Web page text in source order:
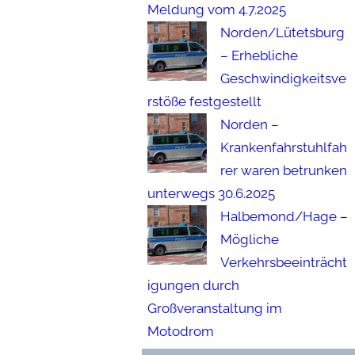
Meldung vom 4.7.2025
Norden/Lütetsburg
– Erhebliche
Geschwindigkeitsve
rstöße festgestellt
Norden –
Krankenfahrstuhlfah
rer waren betrunken
unterwegs 30.6.2025
Halbemond/Hage –
Mögliche
Verkehrsbeeinträcht
igungen durch
Großveranstaltung im
Motodrom